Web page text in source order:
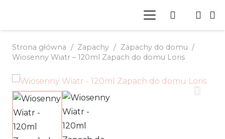
Strona główna / Zapachy / Zapachy do domu /
Wiosenny Wiatr – 120ml Zapach do domu Loris